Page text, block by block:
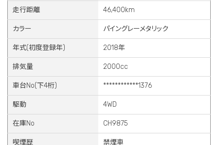
走行距離 46,400km
カラー パイングレーメタリック
年式(初度登録年) 2018年
排気量 2000cc
車台No(下4桁) ************1376
駆動 4WD
在庫No CH9875
喫煙歴 禁煙車